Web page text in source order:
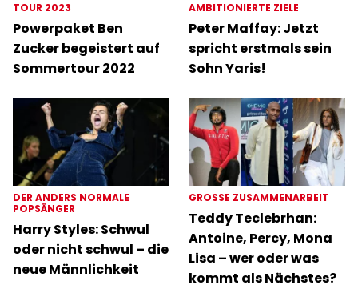
TOUR 2023
Powerpaket Ben
Zucker begeistert auf
Sommertour 2022
AMBITIONIERTE ZIELE
Peter Maffay: Jetzt
spricht erstmals sein
Sohn Yaris!
DER ANDERS NORMALE
POPSÄNGER
Harry Styles: Schwul
oder nicht schwul – die
neue Männlichkeit
GROSSE ZUSAMMENARBEIT
Teddy Teclebrhan:
Antoine, Percy, Mona
Lisa – wer oder was
kommt als Nächstes?